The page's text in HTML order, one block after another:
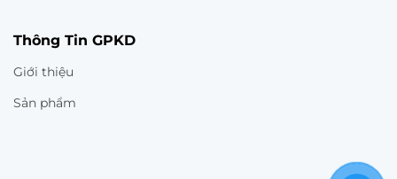
Thông Tin GPKD
Giới thiệu
Sản phẩm